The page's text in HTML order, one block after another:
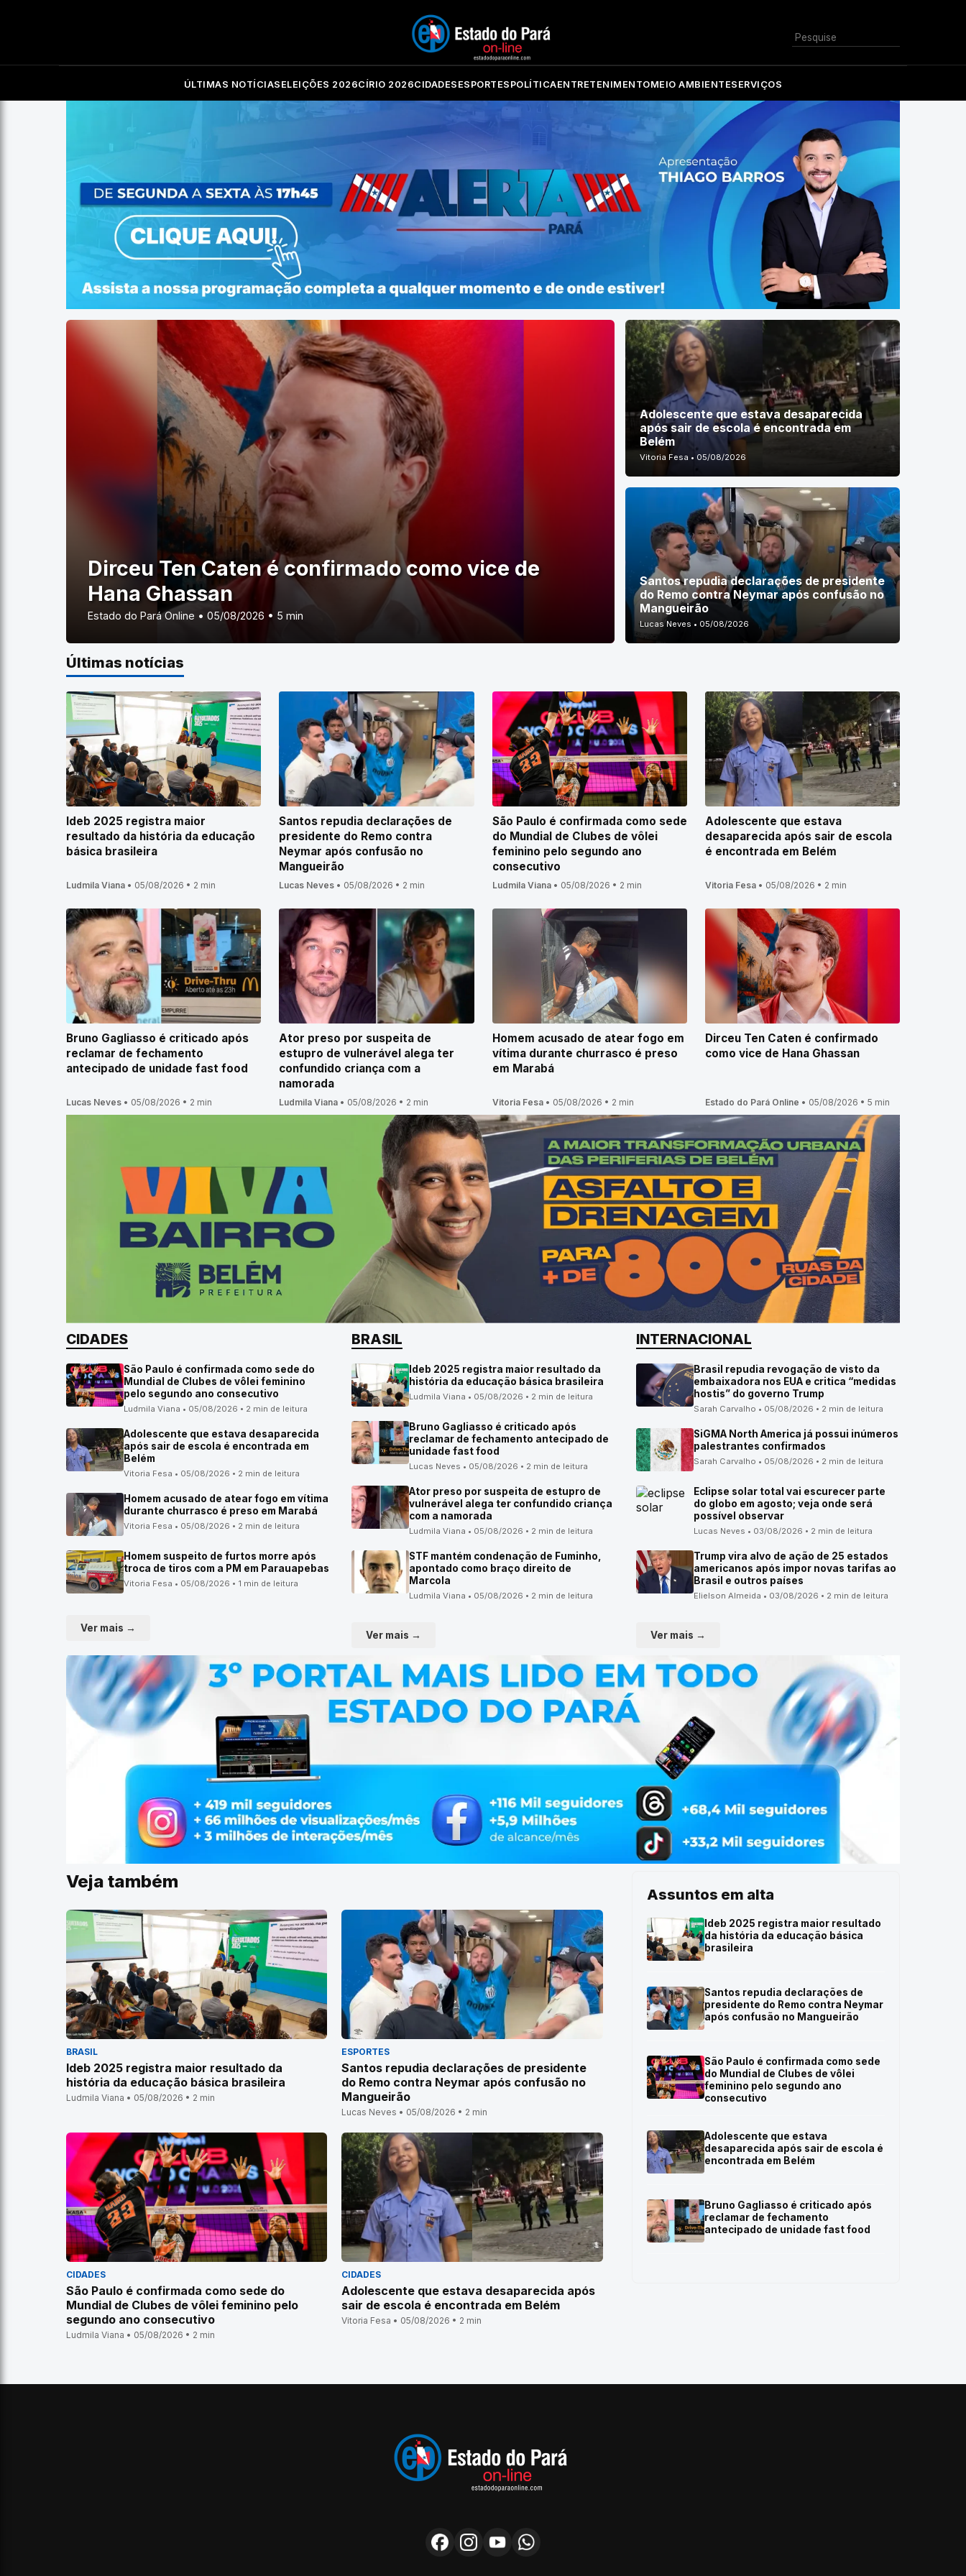
Buscar
ÚLTIMAS NOTÍCIAS ELEIÇÕES 2026CÍRIO 2026CIDADES ESPORTES POLÍTICAENTRETENIMENTOMEIO AMBIENTESERVIÇOS
Dirceu Ten Caten é confirmado como vice de
Hana Ghassan
Estado do Pará Online • 05/08/2026 • 5 min
Adolescente que estava desaparecida
após sair de escola é encontrada em
Belém
Vitoria Fesa • 05/08/2026
Santos repudia declarações de presidente
do Remo contra Neymar após confusão no
Mangueirão
Lucas Neves • 05/08/2026
Últimas notícias
Ideb 2025 registra maior
resultado da história da educação
básica brasileira
Ludmila Viana • 05/08/2026 • 2 min
Santos repudia declarações de
presidente do Remo contra
Neymar após confusão no
Mangueirão
Lucas Neves • 05/08/2026 • 2 min
São Paulo é confirmada como sede
do Mundial de Clubes de vôlei
feminino pelo segundo ano
consecutivo
Ludmila Viana• 05/08/2026 • 2 min
Adolescente que estava
desaparecida após sair de escola
é encontrada em Belém
Vitoria Fesa• 05/08/2026 • 2 min
Bruno Gagliasso é criticado após
reclamar de fechamento
antecipado de unidade fast food
Lucas Neves • 05/08/2026 • 2 min
Ator preso por suspeita de
estupro de vulnerável alega ter
confundido criança com a
namorada
Ludmila Viana • 05/08/2026 • 2 min
Homem acusado de atear fogo em
vítima durante churrasco é preso
em Marabá
Vitoria Fesa• 05/08/2026 • 2 min
Dirceu Ten Caten é confirmado
como vice de Hana Ghassan
Estado do Pará Online • 05/08/2026 • 5 min
CIDADES
São Paulo é confirmada como sede do
Mundial de Clubes de vôlei feminino
pelo segundo ano consecutivo
Ludmila Viana • 05/08/2026 • 2 min de leitura
Adolescente que estava desaparecida
após sair de escola é encontrada em
Belém
Vitoria Fesa • 05/08/2026 • 2 min de leitura
Homem acusado de atear fogo em vítima
durante churrasco é preso em Marabá
Vitoria Fesa • 05/08/2026 • 2 min de leitura
Homem suspeito de furtos morre após
troca de tiros com a PM em Parauapebas
Vitoria Fesa • 05/08/2026 • 1 min de leitura
Ver mais →
BRASIL
Ideb 2025 registra maior resultado da
história da educação básica brasileira
Ludmila Viana • 05/08/2026 • 2 min de leitura
Bruno Gagliasso é criticado após
reclamar de fechamento antecipado de
unidade fast food
Lucas Neves • 05/08/2026 • 2 min de leitura
Ator preso por suspeita de estupro de
vulnerável alega ter confundido criança
com a namorada
Ludmila Viana • 05/08/2026 • 2 min de leitura
STF mantém condenação de Fuminho,
apontado como braço direito de
Marcola
Ludmila Viana • 05/08/2026 • 2 min de leitura
Ver mais →
INTERNACIONAL
Brasil repudia revogação de visto da
embaixadora nos EUA e critica “medidas
hostis” do governo Trump
Sarah Carvalho • 05/08/2026 • 2 min de leitura
SiGMA North America já possui inúmeros
palestrantes confirmados
Sarah Carvalho • 05/08/2026 • 2 min de leitura
Eclipse solar total vai escurecer parte
do globo em agosto; veja onde será
possível observar
Lucas Neves • 03/08/2026 • 2 min de leitura
Trump vira alvo de ação de 25 estados
americanos após impor novas tarifas ao
Brasil e outros países
Elielson Almeida • 03/08/2026 • 2 min de leitura
Ver mais →
Veja também
BRASIL
Ideb 2025 registra maior resultado da
história da educação básica brasileira
Ludmila Viana • 05/08/2026 • 2 min
ESPORTES
Santos repudia declarações de presidente
do Remo contra Neymar após confusão no
Mangueirão
Lucas Neves • 05/08/2026 • 2 min
CIDADES
São Paulo é confirmada como sede do
Mundial de Clubes de vôlei feminino pelo
segundo ano consecutivo
Ludmila Viana • 05/08/2026 • 2 min
CIDADES
Adolescente que estava desaparecida após
sair de escola é encontrada em Belém
Vitoria Fesa • 05/08/2026 • 2 min
Assuntos em alta
Ideb 2025 registra maior resultado
da história da educação básica
brasileira
Santos repudia declarações de
presidente do Remo contra Neymar
após confusão no Mangueirão
São Paulo é confirmada como sede
do Mundial de Clubes de vôlei
feminino pelo segundo ano
consecutivo
Adolescente que estava
desaparecida após sair de escola é
encontrada em Belém
Bruno Gagliasso é criticado após
reclamar de fechamento
antecipado de unidade fast food